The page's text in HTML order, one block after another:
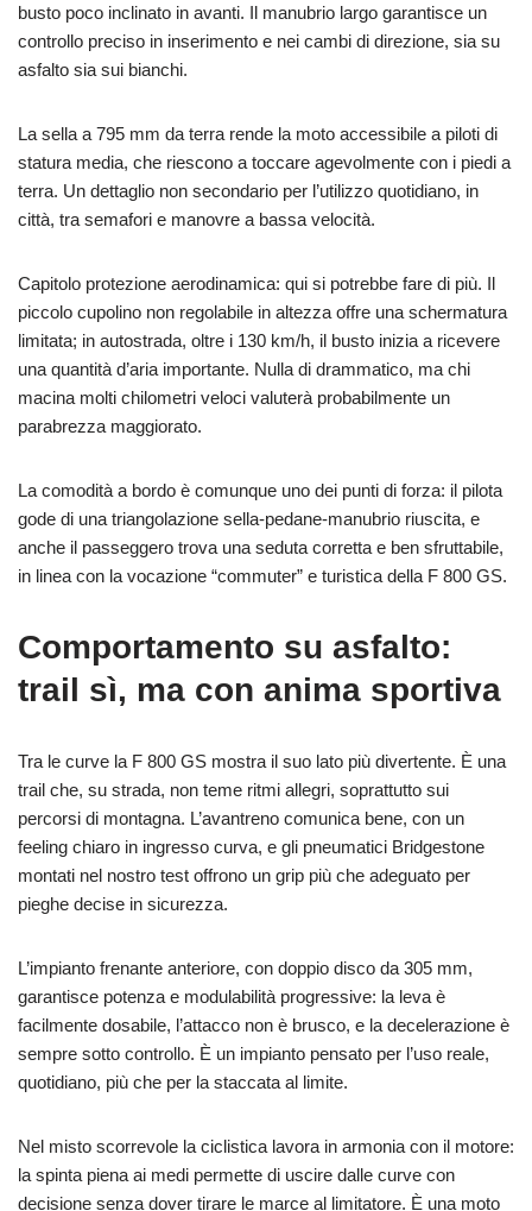
busto poco inclinato in avanti. Il manubrio largo garantisce un
controllo preciso in inserimento e nei cambi di direzione, sia su
asfalto sia sui bianchi.
La sella a 795 mm da terra rende la moto accessibile a piloti di
statura media, che riescono a toccare agevolmente con i piedi a
terra. Un dettaglio non secondario per l’utilizzo quotidiano, in
città, tra semafori e manovre a bassa velocità.
Capitolo protezione aerodinamica: qui si potrebbe fare di più. Il
piccolo cupolino non regolabile in altezza offre una schermatura
limitata; in autostrada, oltre i 130 km/h, il busto inizia a ricevere
una quantità d’aria importante. Nulla di drammatico, ma chi
macina molti chilometri veloci valuterà probabilmente un
parabrezza maggiorato.
La comodità a bordo è comunque uno dei punti di forza: il pilota
gode di una triangolazione sella-pedane-manubrio riuscita, e
anche il passeggero trova una seduta corretta e ben sfruttabile,
in linea con la vocazione “commuter” e turistica della F 800 GS.
Comportamento su asfalto:
trail sì, ma con anima sportiva
Tra le curve la F 800 GS mostra il suo lato più divertente. È una
trail che, su strada, non teme ritmi allegri, soprattutto sui
percorsi di montagna. L’avantreno comunica bene, con un
feeling chiaro in ingresso curva, e gli pneumatici Bridgestone
montati nel nostro test offrono un grip più che adeguato per
pieghe decise in sicurezza.
L’impianto frenante anteriore, con doppio disco da 305 mm,
garantisce potenza e modulabilità progressive: la leva è
facilmente dosabile, l’attacco non è brusco, e la decelerazione è
sempre sotto controllo. È un impianto pensato per l’uso reale,
quotidiano, più che per la staccata al limite.
Nel misto scorrevole la ciclistica lavora in armonia con il motore:
la spinta piena ai medi permette di uscire dalle curve con
decisione senza dover tirare le marce al limitatore. È una moto